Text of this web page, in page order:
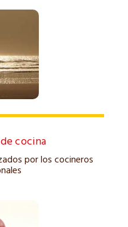
cocina
por los cocineros